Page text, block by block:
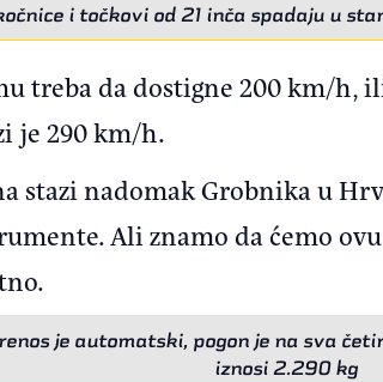
i točkovi od 21 inča spadaju u
treba da dostigne 200 km/h,
je 290 km/h.
stazi nadomak Grobnika u
Ali znamo da ćemo
je automatski, pogon je na sva
iznosi 2.290 kg